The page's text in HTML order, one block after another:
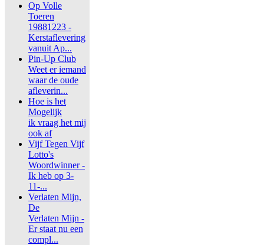
Op Volle
Toeren
19881223 -
Kerstaflevering
vanuit Ap...
Pin-Up Club
Weet er iemand
waar de oude
afleverin...
Hoe is het
Mogelijk
ik vraag het mij
ook af
Vijf Tegen Vijf
Lotto's
Woordwinner -
Ik heb op 3-
11-...
Verlaten Mijn,
De
Verlaten Mijn -
Er staat nu een
compl...